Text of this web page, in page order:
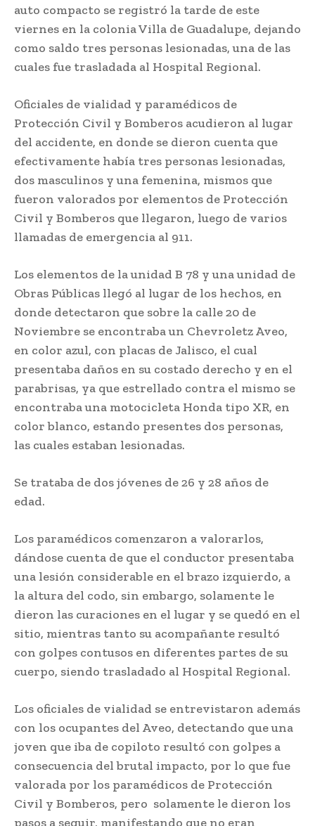
auto compacto se registró la tarde de este
viernes en la colonia Villa de Guadalupe, dejando
como saldo tres personas lesionadas, una de las
cuales fue trasladada al Hospital Regional.
Oficiales de vialidad y paramédicos de
Protección Civil y Bomberos acudieron al lugar
del accidente, en donde se dieron cuenta que
efectivamente había tres personas lesionadas,
dos masculinos y una femenina, mismos que
fueron valorados por elementos de Protección
Civil y Bomberos que llegaron, luego de varios
llamadas de emergencia al 911.
Los elementos de la unidad B 78 y una unidad de
Obras Públicas llegó al lugar de los hechos, en
donde detectaron que sobre la calle 20 de
Noviembre se encontraba un Chevroletz Aveo,
en color azul, con placas de Jalisco, el cual
presentaba daños en su costado derecho y en el
parabrisas, ya que estrellado contra el mismo se
encontraba una motocicleta Honda tipo XR, en
color blanco, estando presentes dos personas,
las cuales estaban lesionadas.
Se trataba de dos jóvenes de 26 y 28 años de
edad.
Los paramédicos comenzaron a valorarlos,
dándose cuenta de que el conductor presentaba
una lesión considerable en el brazo izquierdo, a
la altura del codo, sin embargo, solamente le
dieron las curaciones en el lugar y se quedó en el
sitio, mientras tanto su acompañante resultó
con golpes contusos en diferentes partes de su
cuerpo, siendo trasladado al Hospital Regional.
Los oficiales de vialidad se entrevistaron además
con los ocupantes del Aveo, detectando que una
joven que iba de copiloto resultó con golpes a
consecuencia del brutal impacto, por lo que fue
valorada por los paramédicos de Protección
Civil y Bomberos, pero solamente le dieron los
pasos a seguir, manifestando que no eran